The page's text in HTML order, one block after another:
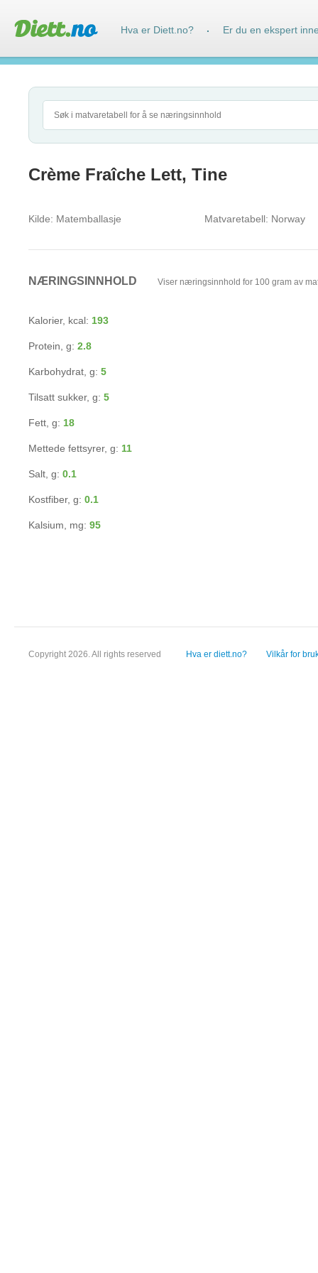
Crème Fraîche Lett, Tine
Kilde: Matemballasje Matvaretabell: Norway
NÆRINGSINNHOLD Viser næringsinnhold for 100 gram av
Kalorier, kcal: 193
Protein, g: 2.8
Karbohydrat, g: 5
Tilsatt sukker, g: 5
Fett, g: 18
Mettede fettsyrer, g: 11
Salt, g: 0.1
Kostfiber, g: 0.1
Kalsium, mg: 95
Copyright 2026. All rights reserved Hva er diett.no? Vilkår for
Hva er Diett.no? · Er du en ekspert